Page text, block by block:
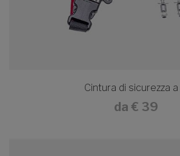
Cintura di sicurezza a
da € 39